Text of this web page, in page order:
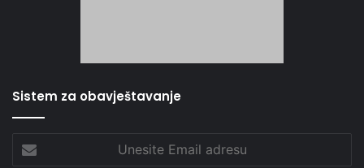
Sistem za obavještavanje
Email